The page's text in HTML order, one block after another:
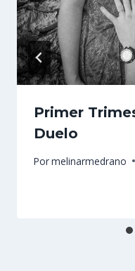
Primer
Duelo
Pormelinarmedrano